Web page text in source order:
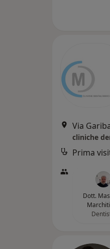
Via
cliniche
Prima
Dott.